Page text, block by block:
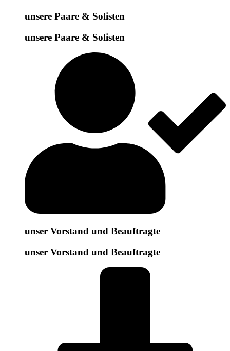
unsere Paare & Solisten
unsere Paare & Solisten
unser Vorstand und Beauftragte
unser Vorstand und Beauftragte